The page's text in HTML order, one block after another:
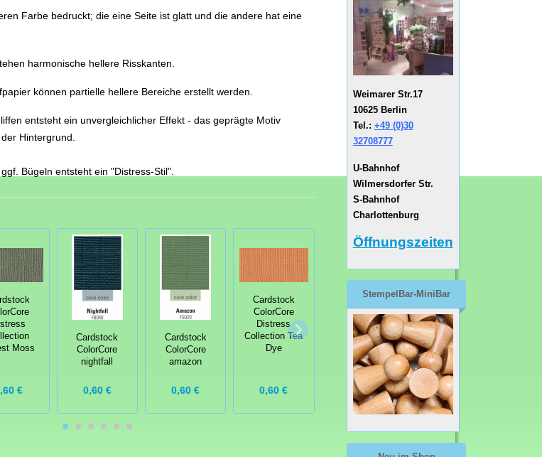
Farbe bedruckt; die eine Seite ist glatt und die andere hat eine
harmonische hellere Risskanten.
können partielle hellere Bereiche erstellt werden.
entsteht ein unvergleichlicher Effekt - das geprägte Motiv
Hintergrund.
Bügeln entsteht ein "Distress-Stil".
Moss
€
Cardstock
ColorCore
nightfall
0,60 €
Cardstock
ColorCore
amazon
0,60 €
Cardstock
ColorCore
Distress
Collection Tea
Dye
0,60 €
Cardstock
ColorCore
bluebell
0,60 €
Cardstock
ColorCore rich
amethyst
0,60 €
Weimarer Str.17
10625 Berlin
Tel.: +49 (0)30
32708777
U-Bahnhof
Wilmersdorfer Str.
S-Bahnhof
Charlottenburg
Öffnungszeiten
StempelBar-MiniBar